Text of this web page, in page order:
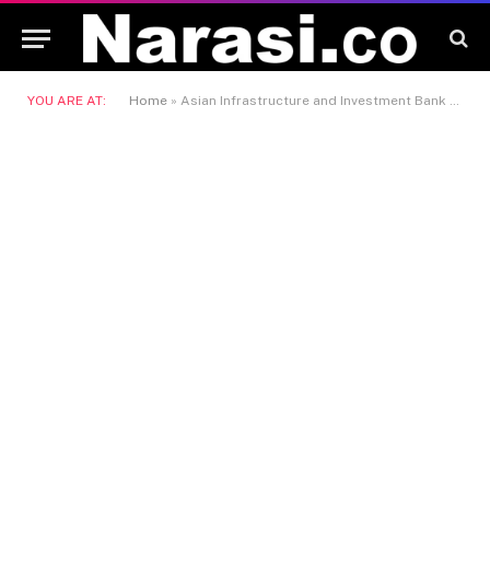
YOU ARE AT: Home » Asian Infrastructure and Investment Bank (AIIB)